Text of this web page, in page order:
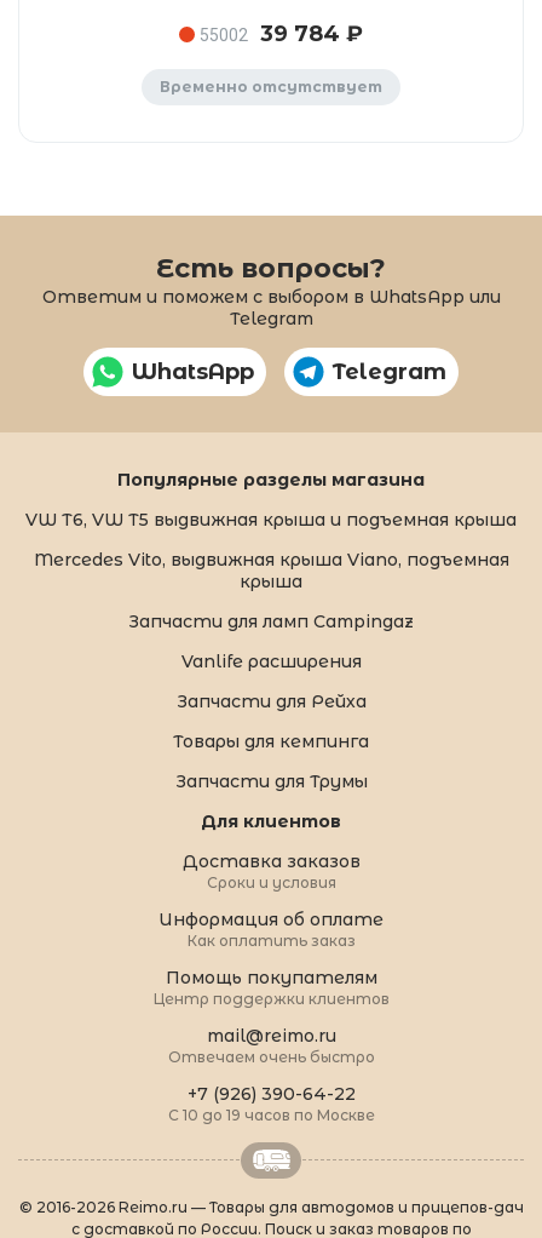
55002 39 784 ₽
Временно отсутствует
Есть вопросы?
Ответим и поможем с выбором в WhatsApp или
Telegram
WhatsApp Telegram
Популярные разделы магазина
VW T6, VW T5 выдвижная крыша и подъемная крыша
Mercedes Vito, выдвижная крыша Viano, подъемная
крыша
Запчасти для ламп Campingaz
Vanlife расширения
Запчасти для Рейха
Товары для кемпинга
Запчасти для Трумы
Для клиентов
Доставка заказов
Сроки и условия
Информация об оплате
Как оплатить заказ
Помощь покупателям
Центр поддержки клиентов
mail@reimo.ru
Отвечаем очень быстро
+7 (926) 390-64-22
С 10 до 19 часов по Москве
© 2016-2026 Reimo.ru — Товары для автодомов и прицепов-дач
с доставкой по России. Поиск и заказ товаров по